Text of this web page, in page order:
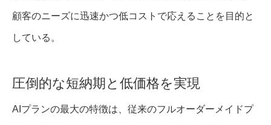
顧客のニーズに迅速かつ低コストで応えることを目的と
している。
圧倒的な短納期と低価格を実現
AIプランの最大の特徴は、従来のフルオーダーメイドプ